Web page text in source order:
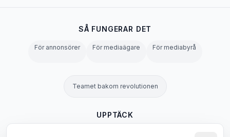
SÅ FUNGERAR DET
För annonsörer För mediaägare För mediabyrå
Teamet bakom revolutionen
UPPTÄCK